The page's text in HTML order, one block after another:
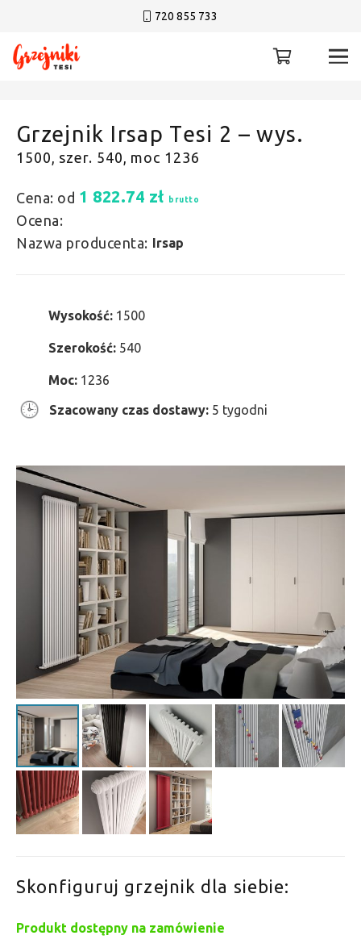
720 855 733
Grzejnik Irsap Tesi 2 – wys.
1500, szer. 540, moc 1236
Cena: od 1 822.74 zł brutto
Ocena:
Nazwa producenta: Irsap
Wysokość: 1500
Szerokość: 540
Moc: 1236
Szacowany czas dostawy: 5 tygodni
Skonfiguruj grzejnik dla siebie:
Produkt dostępny na zamówienie